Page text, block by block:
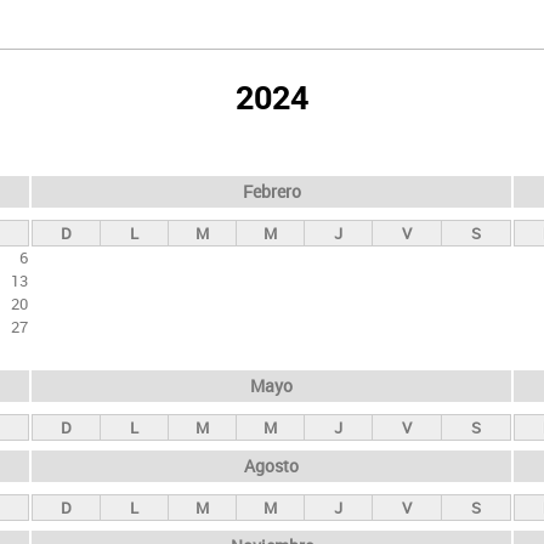
2024
6
13
20
27
Febrero
D L M M J V S
Mayo
D L M M J V S
Agosto
D L M M J V S